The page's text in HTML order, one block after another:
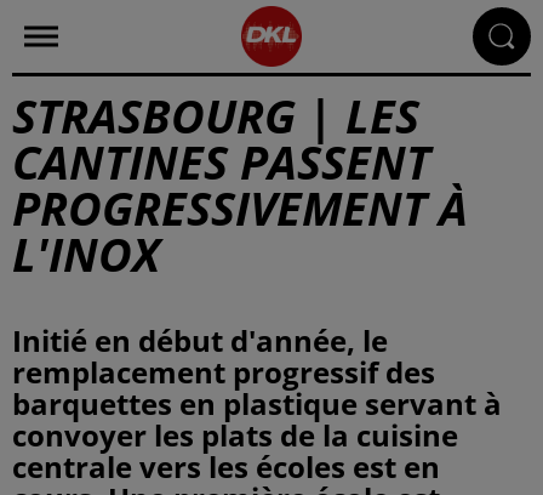
STRASBOURG | LES
CANTINES PASSENT
PROGRESSIVEMENT À
L'INOX
Initié en début d'année, le
remplacement progressif des
barquettes en plastique servant à
convoyer les plats de la cuisine
centrale vers les écoles est en